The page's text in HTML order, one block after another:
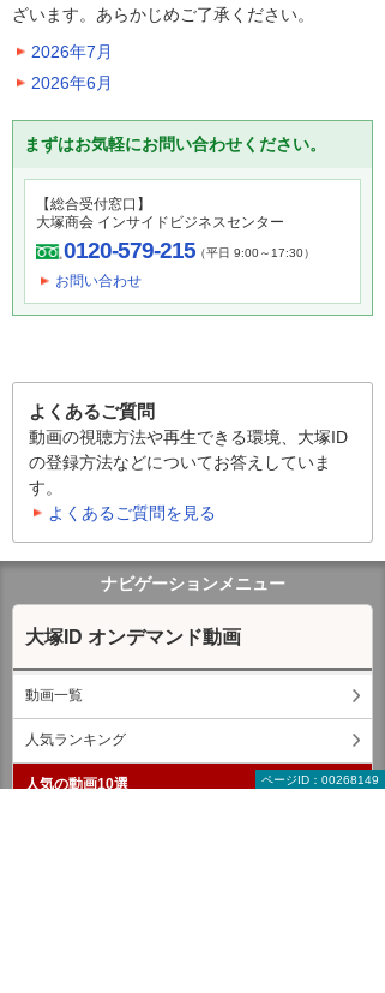
ざいます。あらかじめご了承ください。
2026年7月
2026年6月
まずはお気軽にお問い合わせください。
【総合受付窓口】
大塚商会 インサイドビジネスセンター
0120-579-215（平日 9:00～17:30）
お問い合わせ
よくあるご質問
動画の視聴方法や再生できる環境、大塚ID
の登録方法などについてお答えしていま
す。
よくあるご質問を見る
ページID：00268149
ナビゲーションメニュー
大塚ID オンデマンド動画
動画一覧
人気ランキング
人気の動画10選